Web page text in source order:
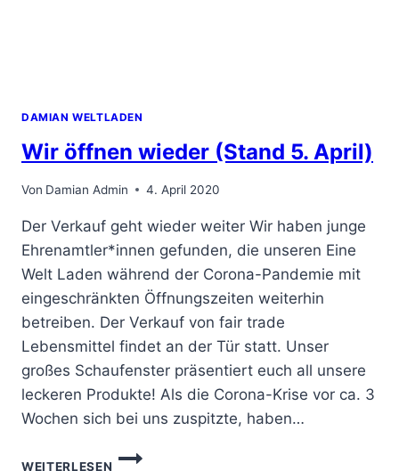
DAMIAN WELTLADEN
Wir öffnen wieder (Stand 5. April)
Von Damian Admin 4. April 2020
Der Verkauf geht wieder weiter Wir haben junge
Ehrenamtler*innen gefunden, die unseren Eine
Welt Laden während der Corona-Pandemie mit
eingeschränkten Öffnungszeiten weiterhin
betreiben. Der Verkauf von fair trade
Lebensmittel findet an der Tür statt. Unser
großes Schaufenster präsentiert euch all unsere
leckeren Produkte! Als die Corona-Krise vor ca. 3
Wochen sich bei uns zuspitzte, haben…
WEITERLESEN
WIR